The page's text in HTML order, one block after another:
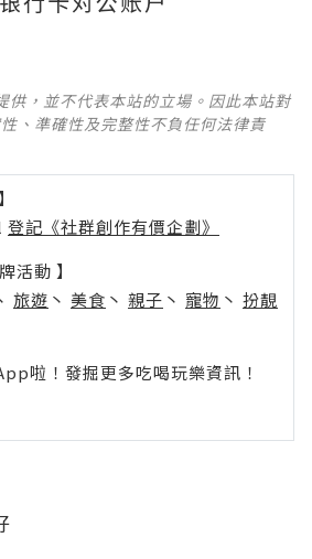
供，並不代表本站的立場。因此本站對
、準確性及完整性不負任何法律責
登記《社群創作有價企劃》
活動 】
旅遊 丶 美食 丶 親子 丶 寵物 丶 扮靚
啦！發掘更多吃喝玩樂資訊！